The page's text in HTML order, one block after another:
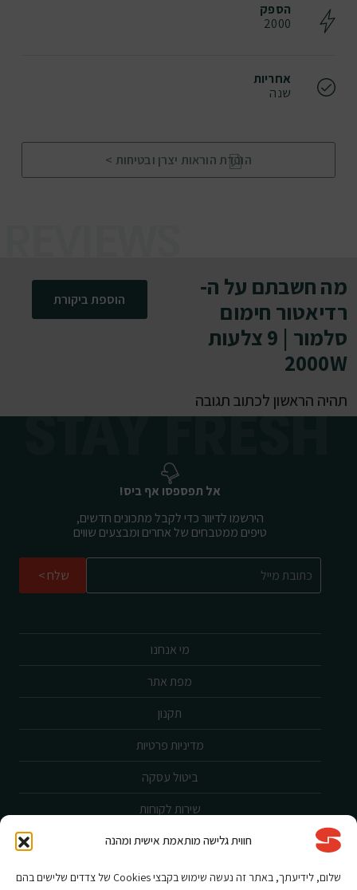
חווית גלישה מותאמת אישית ומהנה
שלום, לידיעתך, באתר זה נעשה שימוש בקבצי Cookies של צדדים שלישים בהם
הספק
2000
אחריות
שנה
הורדת הוראות יצרן ובטיחות >
מה חשבתם על ה-
רדיאטור חימום
סלמור | 9 צלעות
2000W
תהיה הראשון לכתוב תגובה
הוספת ביקורת
מי אנחנו
מפת אתר
תקנון
מדיניות פרטיות
ביטול עסקה
שירות לקוחות
הצהרת נגישות
אחריות ורישום מוצר
אל תפספסו אף ביס!
הירשמו לדיוור כדי לקבל מתכונים חדשים,
טיפים ממטבחים של אחרים ומבצעים שווים
שלח